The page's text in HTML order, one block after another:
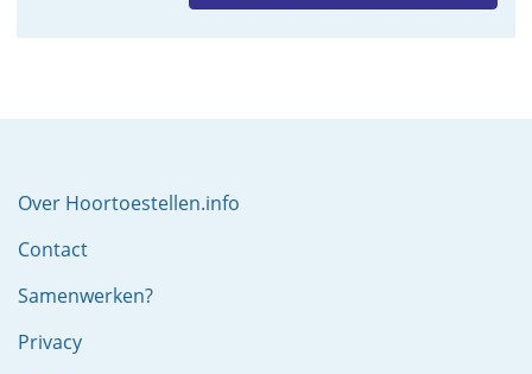
Over Hoortoestellen.info
Contact
Samenwerken?
Privacy